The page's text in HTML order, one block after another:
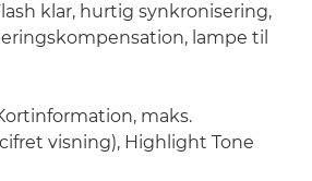
klar, hurtig synkronisering,
lampe til
maks.
visning), Highlight Tone